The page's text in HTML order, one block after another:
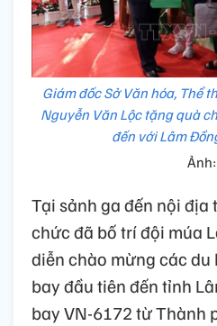
Giám đốc Sở Văn hóa, Thể
Nguyễn Văn Lộc tặng quà
đến với Lâm
Tại sảnh ga đến nội địa
chức đã bố trí đội múa
diễn chào mừng các
bay đầu tiên đến tỉnh
bay VN-6172 từ Thành